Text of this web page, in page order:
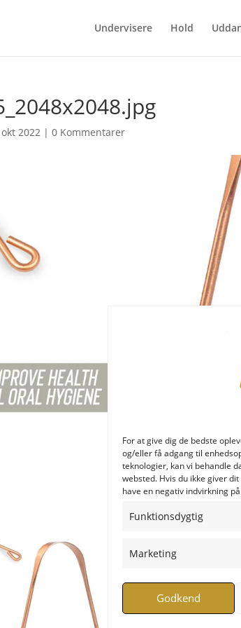
For at give dig de bedste
og/eller få adgang til
teknologier, kan vi behandle
websted. Hvis du ikke giver
have en negativ indvirkning
Funktionsdygtig
Marketing
Godkend
Undervisere Hold
2022 | 0 Kommentarer